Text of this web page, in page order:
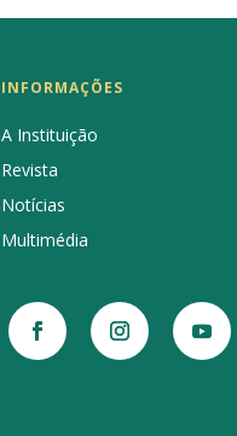
INFORMAÇÕES
A Instituição
Revista
Notícias
Multimédia